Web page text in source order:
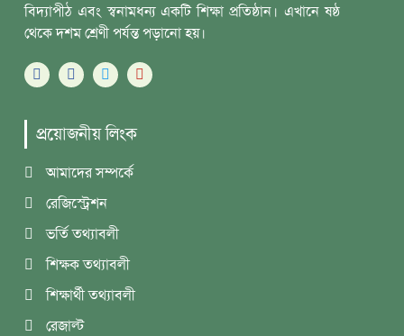
বিদ্যাপীঠ এবং স্বনামধন্য একটি শিক্ষা প্রতিষ্ঠান। এখানে ষষ্ঠ
থেকে দশম শ্রেণী পর্যন্ত পড়ানো হয়।
প্রয়োজনীয় লিংক
আমাদের সম্পর্কে
রেজিস্ট্রেশন
ভর্তি তথ্যাবলী
শিক্ষক তথ্যাবলী
শিক্ষার্থী তথ্যাবলী
রেজাল্ট